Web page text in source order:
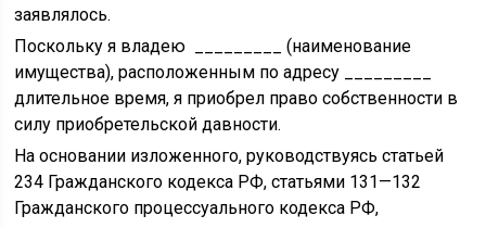
заявлялось.
Поскольку я владею _________ (наименование
имущества), расположенным по адресу _________
длительное время, я приобрел право собственности в
силу приобретельской давности.
На основании изложенного, руководствуясь статьей
234 Гражданского кодекса РФ, статьями 131—132
Гражданского процессуального кодекса РФ,